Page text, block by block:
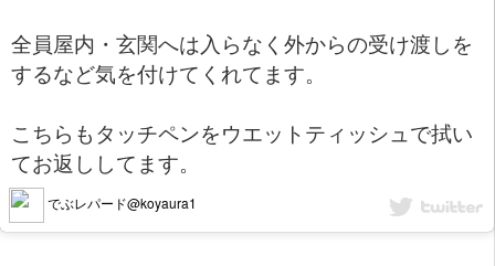
全員屋内・玄関へは入らなく外からの受け渡しを
するなど気を付けてくれてます。
こちらもタッチペンをウエットティッシュで拭い
てお返ししてます。
でぶレパード@koyaura1